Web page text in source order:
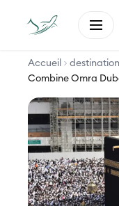
Accueil
Combine Omra